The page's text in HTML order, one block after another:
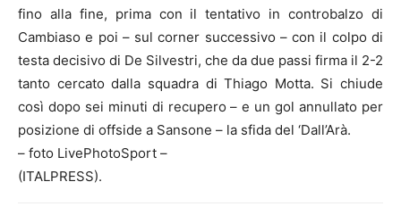
fino alla fine, prima con il tentativo in controbalzo di
Cambiaso e poi – sul corner successivo – con il colpo di
testa decisivo di De Silvestri, che da due passi firma il 2-2
tanto cercato dalla squadra di Thiago Motta. Si chiude
così dopo sei minuti di recupero – e un gol annullato per
posizione di offside a Sansone – la sfida del ‘Dall’Arà.
– foto LivePhotoSport –
(ITALPRESS).